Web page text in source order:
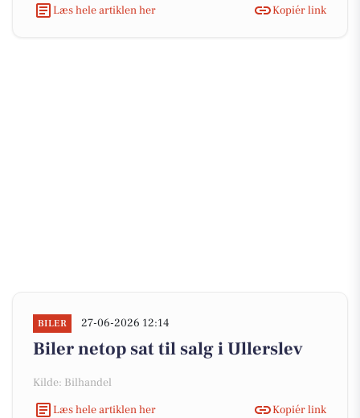
Læs hele artiklen her Kopiér link
BILER 27-06-2026 12:14
Biler netop sat til salg i Ullerslev
Kilde: Bilhandel
Læs hele artiklen her
Kopiér link